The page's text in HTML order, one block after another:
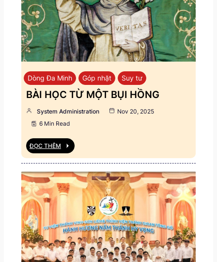
Dòng Đa Minh Góp nhặt Suy tư
BÀI HỌC TỪ MỘT BỤI HỒNG
System Administration
Nov 20, 2025
6 Min Read
ĐỌC THÊM